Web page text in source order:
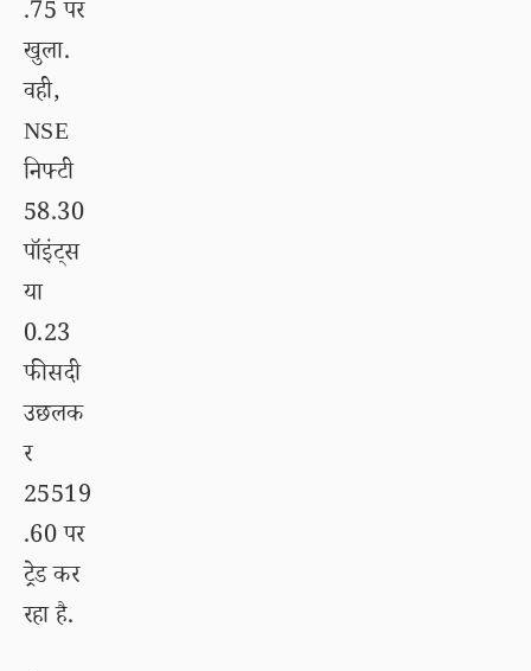
.75 पर
खुला.
वही,
NSE
निफ्टी
58.30
पॉइंट्स
या
0.23
फीसदी
उछलक
र
25519
.60 पर
ट्रेड कर
रहा है.